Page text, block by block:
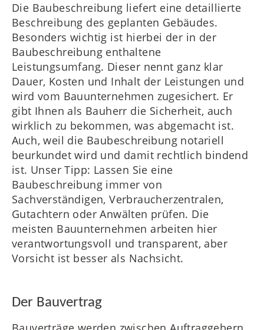
Die Baubeschreibung liefert eine detaillierte
Beschreibung des geplanten Gebäudes.
Besonders wichtig ist hierbei der in der
Baubeschreibung enthaltene
Leistungsumfang. Dieser nennt ganz klar
Dauer, Kosten und Inhalt der Leistungen und
wird vom Bauunternehmen zugesichert. Er
gibt Ihnen als Bauherr die Sicherheit, auch
wirklich zu bekommen, was abgemacht ist.
Auch, weil die Baubeschreibung notariell
beurkundet wird und damit rechtlich bindend
ist. Unser Tipp: Lassen Sie eine
Baubeschreibung immer von
Sachverständigen, Verbraucherzentralen,
Gutachtern oder Anwälten prüfen. Die
meisten Bauunternehmen arbeiten hier
verantwortungsvoll und transparent, aber
Vorsicht ist besser als Nachsicht.
Der Bauvertrag